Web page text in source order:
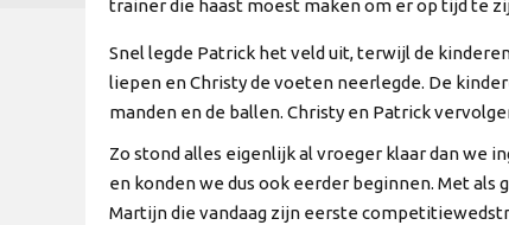
trainer die haast moest maken om er op tijd te
Snel legde Patrick het veld uit, terwijl de
liepen en Christy de voeten neerlegde. De
manden en de ballen. Christy en Patrick
Zo stond alles eigenlijk al vroeger klaar dan we
en konden we dus ook eerder beginnen. Met als
Martijn die vandaag zijn eerste